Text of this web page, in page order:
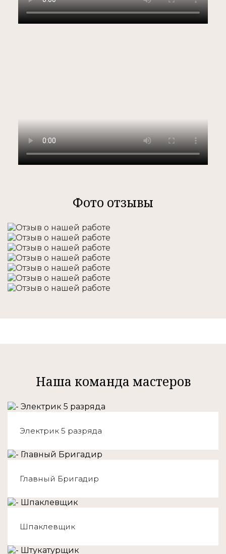
Фото отзывы
Наша команда мастеров
Электрик 5 разряда
Главный Бригадир
Шпаклевщик